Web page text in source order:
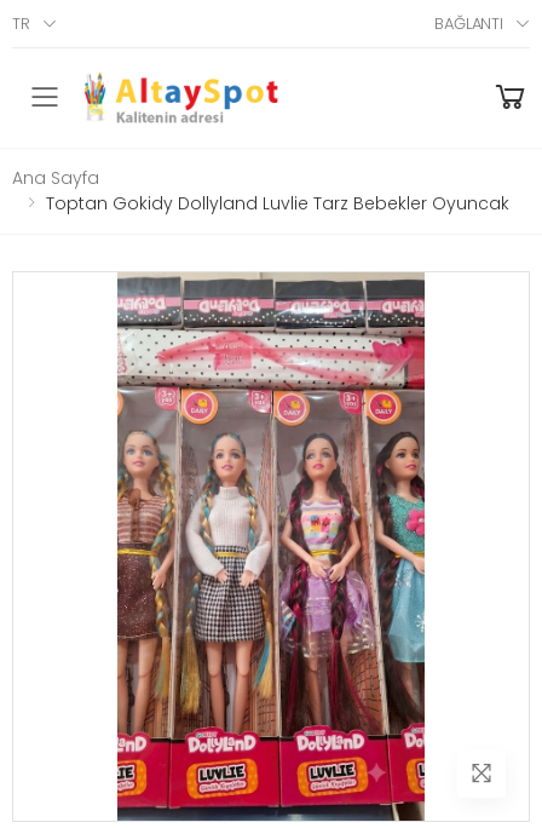
TR BAĞLANTI
Menü
Ana Sayfa
Toptan Gokidy Dollyland Luvlie Tarz Bebekler Oyuncak